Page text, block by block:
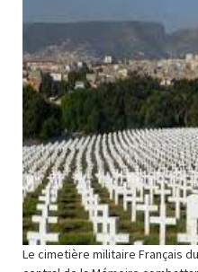
Le cimetière militaire Français